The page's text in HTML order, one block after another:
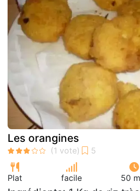
Les orangines
Plat facile 50